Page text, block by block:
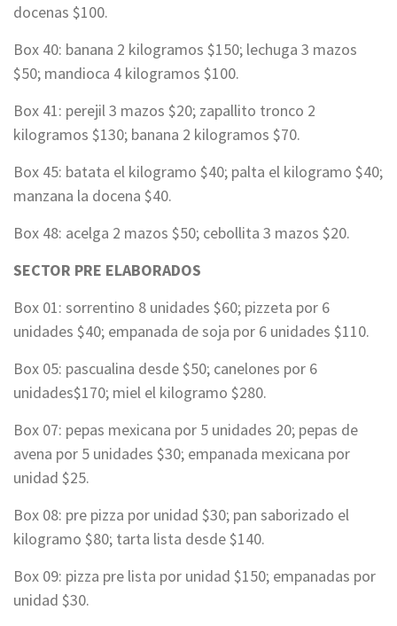
docenas $100.
Box 40: banana 2 kilogramos $150; lechuga 3 mazos
$50; mandioca 4 kilogramos $100.
Box 41: perejil 3 mazos $20; zapallito tronco 2
kilogramos $130; banana 2 kilogramos $70.
Box 45: batata el kilogramo $40; palta el kilogramo $40;
manzana la docena $40.
Box 48: acelga 2 mazos $50; cebollita 3 mazos $20.
SECTOR PRE ELABORADOS
Box 01: sorrentino 8 unidades $60; pizzeta por 6
unidades $40; empanada de soja por 6 unidades $110.
Box 05: pascualina desde $50; canelones por 6
unidades$170; miel el kilogramo $280.
Box 07: pepas mexicana por 5 unidades 20; pepas de
avena por 5 unidades $30; empanada mexicana por
unidad $25.
Box 08: pre pizza por unidad $30; pan saborizado el
kilogramo $80; tarta lista desde $140.
Box 09: pizza pre lista por unidad $150; empanadas por
unidad $30.